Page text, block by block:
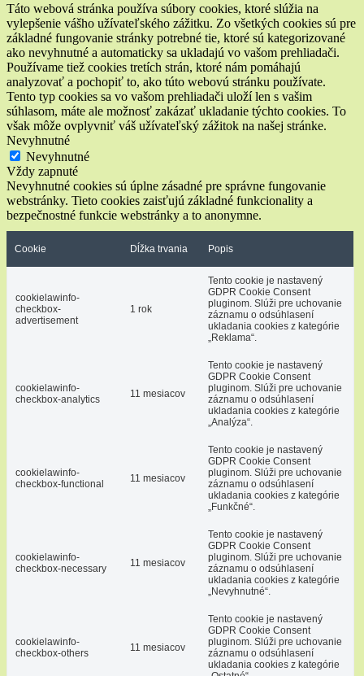
Táto webová stránka používa súbory cookies, ktoré slúžia na
vylepšenie vášho užívateľského zážitku. Zo všetkých cookies sú pre
základné fungovanie stránky potrebné tie, ktoré sú kategorizované
ako nevyhnutné a automaticky sa ukladajú vo vašom prehliadači.
Používame tiež cookies tretích strán, ktoré nám pomáhajú
analyzovať a pochopiť to, ako túto webovú stránku používate.
Tento typ cookies sa vo vašom prehliadači uloží len s vašim
súhlasom, máte ale možnosť zakázať ukladanie týchto cookies. To
však môže ovplyvniť váš užívateľský zážitok na našej stránke.
Nevyhnutné
Nevyhnutné
Vždy zapnuté
Nevyhnutné cookies sú úplne zásadné pre správne fungovanie
webstránky. Tieto cookies zaisťujú základné funkcionality a
bezpečnostné funkcie webstránky a to anonymne.
Cookie Dĺžka trvania Popis
cookielawinfo-
checkbox-
advertisement
1 rok
Tento cookie je nastavený
GDPR Cookie Consent
pluginom. Slúži pre uchovanie
záznamu o odsúhlasení
ukladania cookies z kategórie
„Reklama“.
cookielawinfo-
checkbox-analytics
11 mesiacov
Tento cookie je nastavený
GDPR Cookie Consent
pluginom. Slúži pre uchovanie
záznamu o odsúhlasení
ukladania cookies z kategórie
„Analýza“.
cookielawinfo-
checkbox-functional
11 mesiacov
Tento cookie je nastavený
GDPR Cookie Consent
pluginom. Slúži pre uchovanie
záznamu o odsúhlasení
ukladania cookies z kategórie
„Funkčné“.
cookielawinfo-
checkbox-necessary
11 mesiacov
Tento cookie je nastavený
GDPR Cookie Consent
pluginom. Slúži pre uchovanie
záznamu o odsúhlasení
ukladania cookies z kategórie
„Nevyhnutné“.
cookielawinfo-
checkbox-others
11 mesiacov
Tento cookie je nastavený
GDPR Cookie Consent
pluginom. Slúži pre uchovanie
záznamu o odsúhlasení
ukladania cookies z kategórie